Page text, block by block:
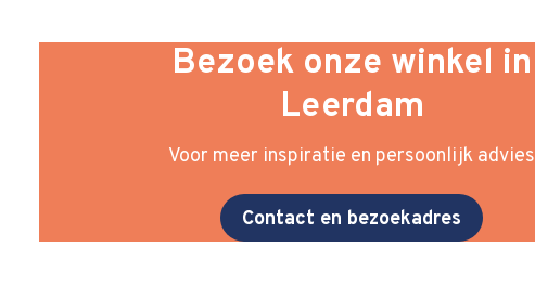
Bezoek onze winkel in
Leerdam
Voor meer inspiratie en persoonlijk advies
Contact en bezoekadres